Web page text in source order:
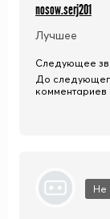
nosow.serj201
Лучшее
Следующее
До
комментариев
Не